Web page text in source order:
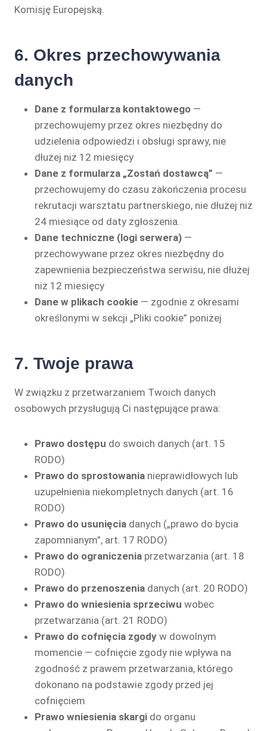
Komisję Europejską.
6. Okres przechowywania
danych
Dane z formularza kontaktowego —
przechowujemy przez okres niezbędny do
udzielenia odpowiedzi i obsługi sprawy, nie
dłużej niż 12 miesięcy
Dane z formularza „Zostań dostawcą” —
przechowujemy do czasu zakończenia procesu
rekrutacji warsztatu partnerskiego, nie dłużej niż
24 miesiące od daty zgłoszenia.
Dane techniczne (logi serwera) —
przechowywane przez okres niezbędny do
zapewnienia bezpieczeństwa serwisu, nie dłużej
niż 12 miesięcy
Dane w plikach cookie — zgodnie z okresami
określonymi w sekcji „Pliki cookie” poniżej
7. Twoje prawa
W związku z przetwarzaniem Twoich danych
osobowych przysługują Ci następujące prawa:
Prawo dostępu do swoich danych (art. 15
RODO)
Prawo do sprostowania nieprawidłowych lub
uzupełnienia niekompletnych danych (art. 16
RODO)
Prawo do usunięcia danych („prawo do bycia
zapomnianym”, art. 17 RODO)
Prawo do ograniczenia przetwarzania (art. 18
RODO)
Prawo do przenoszenia danych (art. 20 RODO)
Prawo do wniesienia sprzeciwu wobec
przetwarzania (art. 21 RODO)
Prawo do cofnięcia zgody w dowolnym
momencie — cofnięcie zgody nie wpływa na
zgodność z prawem przetwarzania, którego
dokonano na podstawie zgody przed jej
cofnięciem
Prawo wniesienia skargi do organu